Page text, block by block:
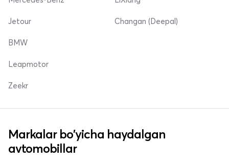
Jetour Changan (Deepal)
BMW
Leapmotor
Zeekr
Markalar bo'yicha haydalgan
avtomobillar